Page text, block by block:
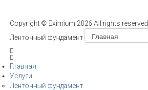
Copyright © Eximium 2026 All rights reserved.
Ленточный фундамент
Главная
Услуги
Ленточный фундамент